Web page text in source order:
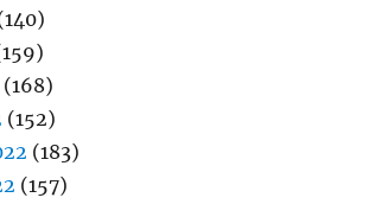
(168)
(152)
(183)
(157)